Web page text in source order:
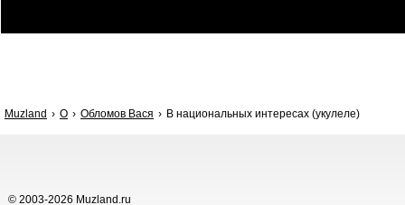
Muzland О Обломов Вася В национальных интересах (укулеле)
© 2003-2026 Muzland.ru